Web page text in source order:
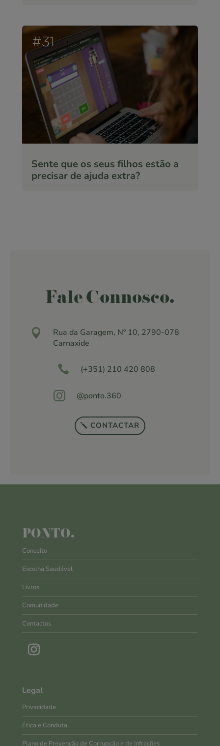
Sente que os seus filhos estão a
precisar de ajuda extra?
Fale Connosco.

Rua da Garagem, Nº 10, 2790-078
Carnaxide
 (+351) 210 420 808
 @ponto.360
CONTACTAR
PONTO.
Conceito
Escolha Saudável
Livros
Comunidade
Contactos
Legal
Privacidade
Ética e Conduta
Plano de Prevenção de Corrupção e de Infrações